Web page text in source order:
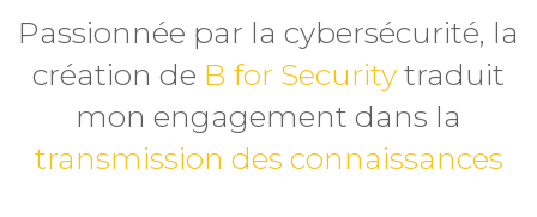
Passionnée par la cybersécurité, la
création de B for Security traduit
mon engagement dans la
transmission des connaissances